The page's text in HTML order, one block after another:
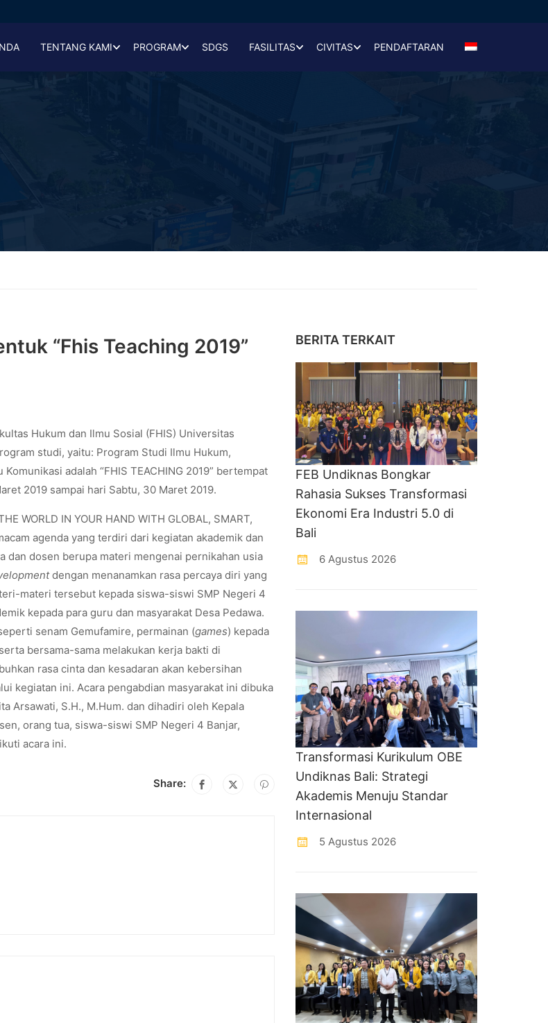
TENTANG KAMI PROGRAM SDGS FASILITAS CIVITAS PENDAFTARAN
“Fhis Teaching 2019”
Hukum dan Ilmu Sosial (FHIS) Universitas
studi, yaitu: Program Studi Ilmu Hukum,
adalah “FHIS TEACHING 2019” bertempat
2019 sampai hari Sabtu, 30 Maret 2019.
WORLD IN YOUR HAND WITH GLOBAL, SMART,
agenda yang terdiri dari kegiatan akademik dan
dan dosen berupa materi mengenai pernikahan usia
dengan menanamkan rasa percaya diri yang
materi tersebut kepada siswa-siswi SMP Negeri 4
kepada para guru dan masyarakat Desa Pedawa.
senam Gemufamire, permainan (games) kepada
bersama-sama melakukan kerja bakti di
rasa cinta dan kesadaran akan kebersihan
kegiatan ini. Acara pengabdian masyarakat ini dibuka
Arsawati, S.H., M.Hum. dan dihadiri oleh Kepala
orang tua, siswa-siswi SMP Negeri 4 Banjar,
acara ini.
Share:
BERITA TERKAIT
FEB Undiknas Bongkar
Rahasia Sukses Transformasi
Ekonomi Era Industri 5.0 di
Bali
6 Agustus 2026
Transformasi Kurikulum OBE
Undiknas Bali: Strategi
Akademis Menuju Standar
Internasional
5 Agustus 2026